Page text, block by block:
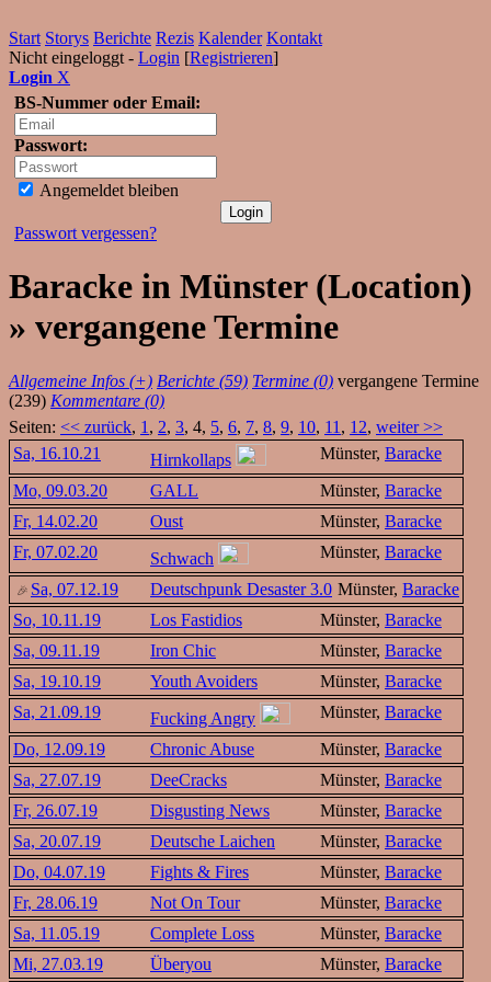
Start Storys Berichte Rezis Kalender Kontakt
Nicht eingeloggt - Login [Registrieren]
Login X
BS-Nummer oder Email:
Passwort:
Angemeldet bleiben
Passwort vergessen?
Baracke in Münster (Location)
» vergangene Termine
Allgemeine Infos (+) Berichte (59) Termine (0) vergangene Termine
(239) Kommentare (0)
Seiten: << zurück, 1 , 2, 3, 4, 5, 6, 7, 8, 9, 10, 11 , 12, weiter >>
Sa, 16.10.21
Hirnkollaps Münster, Baracke
Mo, 09.03.20
GALL Münster, Baracke
Fr, 14.02.20
Oust Münster, Baracke
Fr, 07.02.20
Schwach Münster, Baracke
Sa, 07.12.19
Deutschpunk Desaster 3.0 Münster, Baracke
So, 10.11.19
Los Fastidios Münster, Baracke
Sa, 09.11.19
Iron Chic Münster, Baracke
Sa, 19.10.19
Youth Avoiders Münster, Baracke
Sa, 21.09.19
Fucking Angry Münster, Baracke
Do, 12.09.19
Chronic Abuse Münster, Baracke
Sa, 27.07.19
DeeCracks Münster, Baracke
Fr, 26.07.19
Disgusting News Münster, Baracke
Sa, 20.07.19
Deutsche Laichen Münster, Baracke
Do, 04.07.19
Fights & Fires Münster, Baracke
Fr, 28.06.19
Not On Tour Münster, Baracke
Sa, 11.05.19
Complete Loss Münster, Baracke
Mi, 27.03.19
Überyou Münster, Baracke